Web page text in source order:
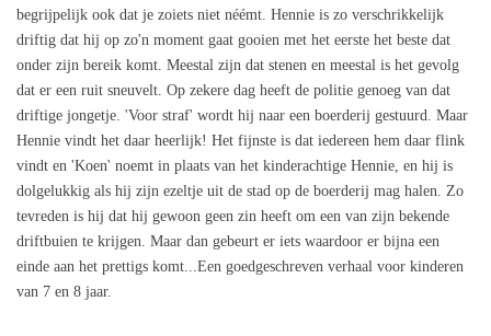
begrijpelijk ook dat je zoiets niet néémt. Hennie is zo verschrikkelijk
driftig dat hij op zo'n moment gaat gooien met het eerste het beste dat
onder zijn bereik komt. Meestal zijn dat stenen en meestal is het gevolg
dat er een ruit sneuvelt. Op zekere dag heeft de politie genoeg van dat
driftige jongetje. 'Voor straf' wordt hij naar een boerderij gestuurd. Maar
Hennie vindt het daar heerlijk! Het fijnste is dat iedereen hem daar flink
vindt en 'Koen' noemt in plaats van het kinderachtige Hennie, en hij is
dolgelukkig als hij zijn ezeltje uit de stad op de boerderij mag halen. Zo
tevreden is hij dat hij gewoon geen zin heeft om een van zijn bekende
driftbuien te krijgen. Maar dan gebeurt er iets waardoor er bijna een
einde aan het prettigs komt...Een goedgeschreven verhaal voor kinderen
van 7 en 8 jaar.